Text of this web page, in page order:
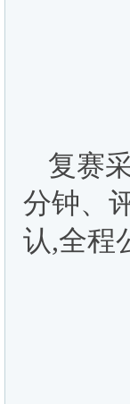
复赛
分钟、
认,全程